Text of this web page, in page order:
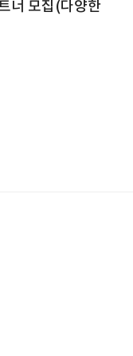
너 모집(다양한